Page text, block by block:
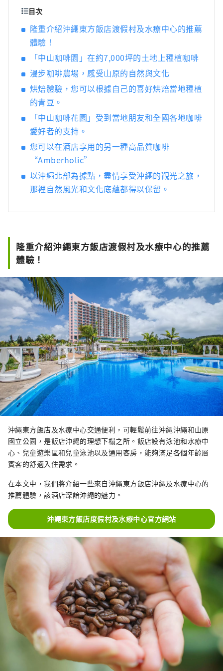
目次
隆重介紹沖繩東方飯店渡假村及水療中心的推薦
體驗！
「中山咖啡園」在約7,000坪的土地上種植咖啡
漫步咖啡農場，感受山原的自然與文化
烘焙體驗，您可以根據自己的喜好烘焙當地種植
的青豆。
「中山咖啡花園」受到當地朋友和全國各地咖啡
愛好者的支持。
您可以在酒店享用的另一種高品質咖啡
“Amberholic”
以沖繩北部為據點，盡情享受沖繩的觀光之旅，
那裡自然風光和文化底蘊都得以保留。
隆重介紹沖繩東方飯店渡假村及水療中心的推薦
體驗！
沖繩東方飯店及水療中心交通便利，可輕鬆前往沖繩沖繩和山原
國立公園，是飯店沖繩的理想下榻之所。飯店設有泳池和水療中
心、兒童遊樂區和兒童泳池以及通用客房，能夠滿足各個年齡層
賓客的舒適入住需求。
在本文中，我們將介紹一些來自沖繩東方飯店沖繩及水療中心的
推薦體驗，該酒店深諳沖繩的魅力。
沖繩東方飯店度假村及水療中心官方網站